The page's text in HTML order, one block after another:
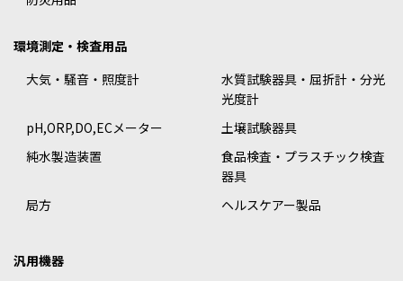
環境測定・検査用品
大気・騒音・照度計
水質試験器具・屈折計・分光
光度計
pH,ORP,DO,ECメーター
土壌試験器具
純水製造装置
食品検査・プラスチック検査
器具
局方
ヘルスケアー製品
汎用機器